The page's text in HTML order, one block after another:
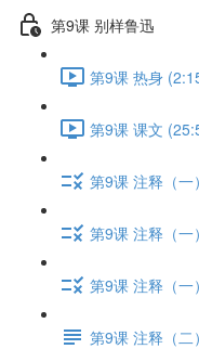
第9课 别样鲁迅
第9课 热身
第9课 课文
第9课 注释（
第9课 注释（
第9课 注释（
第9课 注释（二